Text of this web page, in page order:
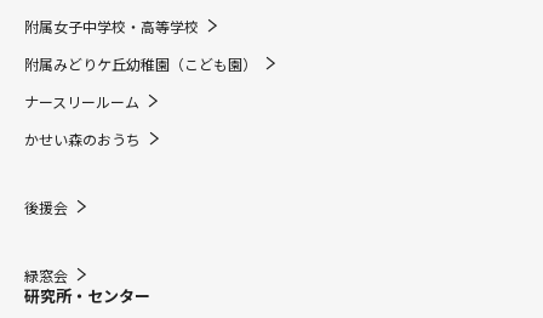
附属女子中学校・高等学校
附属みどりケ丘幼稚園（こども園）
ナースリールーム
かせい森のおうち
後援会
緑窓会
研究所・センター